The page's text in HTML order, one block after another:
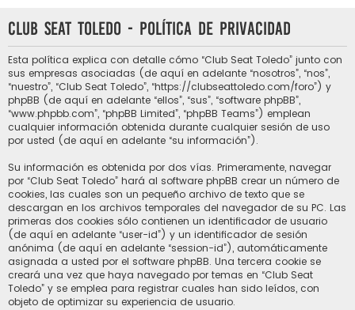
Club Seat Toledo - Política de privacidad
Esta política explica con detalle cómo “Club Seat Toledo” junto con
sus empresas asociadas (de aquí en adelante “nosotros”, “nos”,
“nuestro”, “Club Seat Toledo”, “https://clubseattoledo.com/foro”) y
phpBB (de aquí en adelante “ellos”, “sus”, “software phpBB”,
“www.phpbb.com”, “phpBB Limited”, “phpBB Teams”) emplean
cualquier información obtenida durante cualquier sesión de uso
por usted (de aquí en adelante “su información”).
Su información es obtenida por dos vías. Primeramente, navegar
por “Club Seat Toledo” hará al software phpBB crear un número de
cookies, las cuales son un pequeño archivo de texto que se
descargan en los archivos temporales del navegador de su PC. Las
primeras dos cookies sólo contienen un identificador de usuario
(de aquí en adelante “user-id”) y un identificador de sesión
anónima (de aquí en adelante “session-id”), automáticamente
asignada a usted por el software phpBB. Una tercera cookie se
creará una vez que haya navegado por temas en “Club Seat
Toledo” y se emplea para registrar cuales han sido leídos, con
objeto de optimizar su experiencia de usuario.